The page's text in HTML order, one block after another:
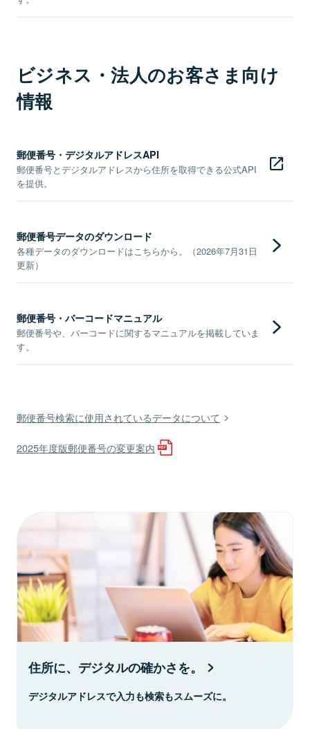
ビジネス・法人のお客さま向け
情報
郵便番号・デジタルアドレスAPI
郵便番号とデジタルアドレスから住所を取得できる公式API
を提供。
郵便番号データのダウンロード
各種データのダウンロードはこちらから。（2026年7月31日
更新）
郵便番号・バーコードマニュアル
郵便番号や、バーコードに関するマニュアルを掲載していま
す。
郵便番号検索に使用されているデータについて
2025年度版郵便番号の変更案内
住所に、デジタルの確かさを。
デジタルアドレスで入力も検索もスムーズに。